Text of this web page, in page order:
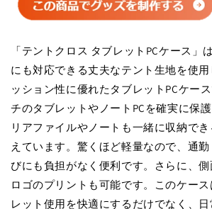
「テントクロス タブレットPCケース」
にも対応できる丈夫なテント生地を使
ッション性に優れたタブレットPCケー
チのタブレットやノートPCを確実に保
リアファイルやノートも一緒に収納で
えています。驚くほど軽量なので、通
びにも負担がなく便利です。さらに、
ロゴのプリントも可能です。このケー
レット使用を快適にするだけでなく、